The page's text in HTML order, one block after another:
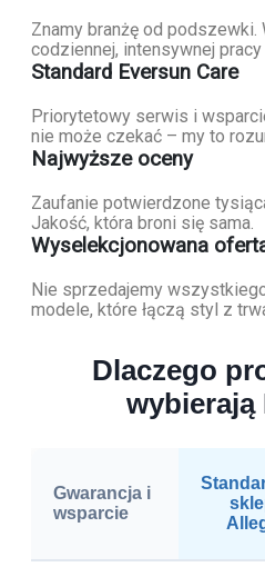
Znamy branżę od
codziennej, intensywnej pracy
Standard Eversun Care
Priorytetowy serwis i
nie może czekać – my to
Najwyższe oceny
Zaufanie potwierdzone
Jakość, która broni się sama.
Wyselekcjonowana
Nie sprzedajemy
modele, które łączą styl z
Dlaczego
wybierają
Gwarancja i
wsparcie